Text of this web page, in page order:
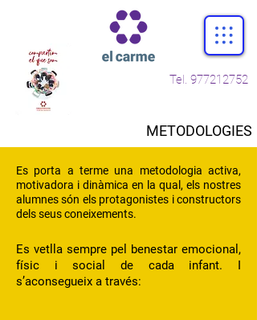
Tel. 977212752
METODOLOGIES
Es porta a terme una metodologia activa,
motivadora i dinàmica en la qual, els nostres
alumnes són els protagonistes i constructors
dels seus coneixements.
Es vetlla sempre pel benestar emocional,
físic i social de cada infant. I
s’aconsegueix a través: